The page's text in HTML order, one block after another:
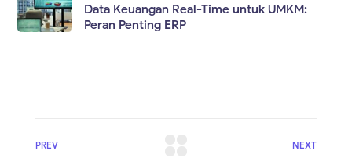
Data Keuangan Real-Time untuk UMKM:
Peran Penting ERP
PREV NEXT